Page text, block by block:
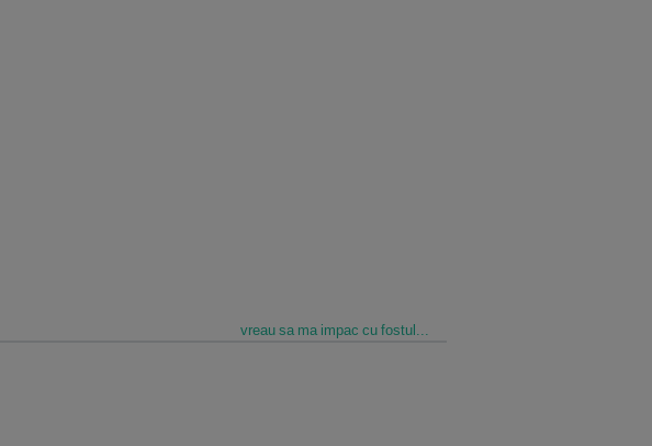
vreau sa ma impac cu fostul...